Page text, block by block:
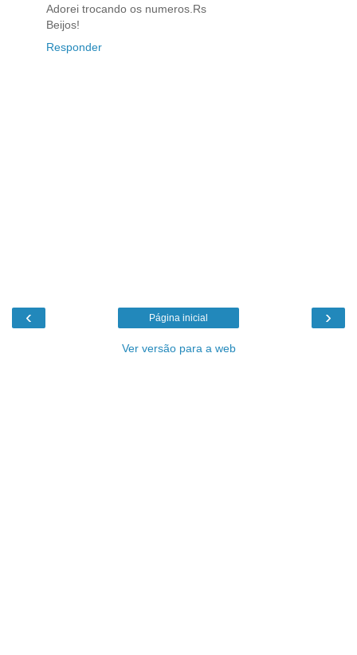
Adorei trocando os numeros.Rs
Beijos!
Responder
‹ ›
Página inicial
Ver versão para a web